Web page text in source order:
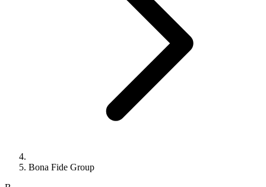
Bona Fide Group